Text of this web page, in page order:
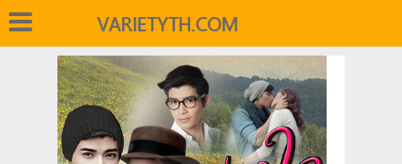
VARIETYTH.COM